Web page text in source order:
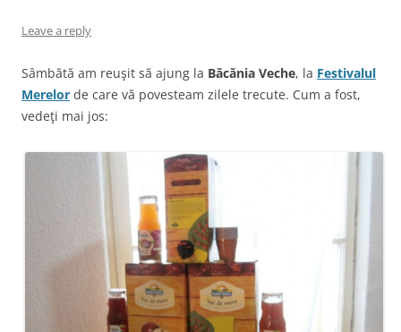
Leave a reply
Sâmbătă am reuşit să ajung la Băcănia Veche, la Festivalul
Merelor de care vă povesteam zilele trecute. Cum a fost,
vedeţi mai jos: